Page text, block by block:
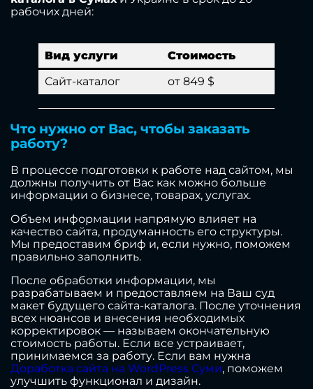
рабочих дней:
Вид услуги
Стоимость
Сайт-каталог
от 849 $
Что нужно от Вас, чтобы заказать
работу?
В процессе подготовки к работе над сайтом, мы
должны получить от Вас как можно больше
информации о бизнесе, товарах, услугах.
Объем информации напрямую влияет на
качество сайта, продуманность его структуры.
Мы предоставим бриф и, если нужно, поможем
правильно заполнить.
После обработки информации, мы
разрабатываем и предоставляем на Ваш суд
макет будущего сайта-каталога. После уточнения
всех нюансов и внесения необходимых
корректировок — называем окончательную
стоимость работы. Если все устраивает,
принимаемся за работу. Если вам нужна
Доработка сайта на WordPress Суми, поможем
улучшить функционал и дизайн.